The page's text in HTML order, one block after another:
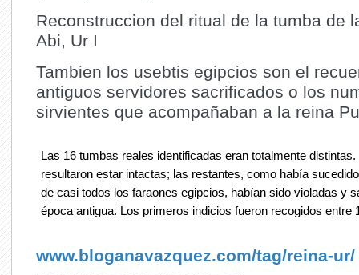
Reconstruccion del ritual de la tumba de
Abi, Ur I
Tambien los usebtis egipcios son el
antiguos servidores sacrificados o los
sirvientes que acompañaban a la reina
Las 16 tumbas reales identificadas eran totalmente
resultaron estar intactas; las restantes, como había
de casi todos los faraones egipcios, habían sido violadas y
época antigua. Los primeros indicios fueron recogidos entre
www.bloganavazquez.com/tag/reina-ur/